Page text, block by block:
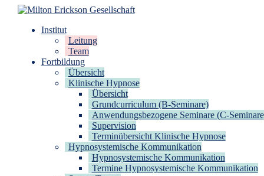
Zum
springenMilton Erickson Gesellschaft
für klinische Hypnose – Regionalstelle Tübingen
Institut
Leitung
Team
Fortbildung
Übersicht
Klinische Hypnose
Übersicht
Grundcurriculum (B-Seminare)
Anwendungsbezogene Seminare (C-
Supervision
Terminübersicht Klinische Hypnose
Hypnosystemische Kommunikation
Hypnosystemische Kommunikation
Termine Hypnosystemische Kommunikation